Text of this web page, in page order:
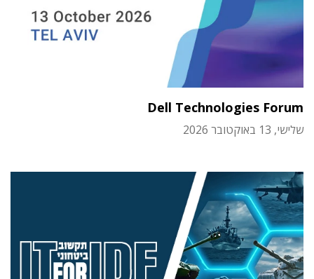
Dell Technologies Forum
שלישי, 13 באוקטובר 2026